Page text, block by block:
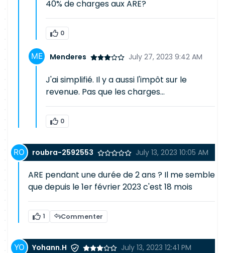
40% de charges aux ARE?
0
Menderes July 27, 2023 9:42 AM
J'ai simplifié. Il y a aussi l'impôt sur le
revenue. Pas que les charges...
0
roubra-2592553 July 13, 2023 10:05 AM
ARE pendant une durée de 2 ans ? Il me semble
que depuis le 1er février 2023 c'est 18 mois
1 Commenter
Yohann.H July 13, 2023 12:41 PM